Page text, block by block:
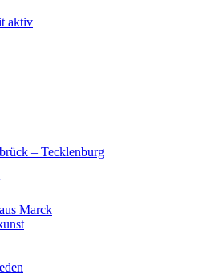
aktiv
– Tecklenburg
Marck